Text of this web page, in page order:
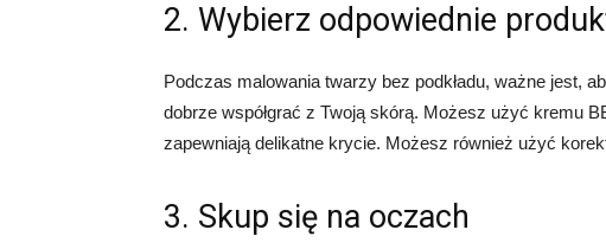
2. Wybierz odpowiednie
Podczas malowania twarzy bez podkładu, ważne jest,
dobrze współgrać z Twoją skórą. Możesz użyć kremu
zapewniają delikatne krycie. Możesz również użyć
3. Skup się na oczach